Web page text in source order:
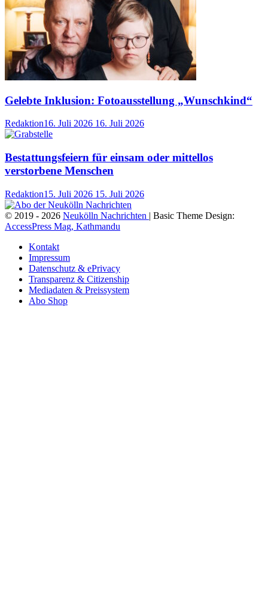
Gelebte Inklusion: Fotoausstellung „Wunschkind“
Redaktion16. Juli 2026 16. Juli 2026
Bestattungsfeiern für einsam oder mittellos
verstorbene Menschen
Redaktion15. Juli 2026 15. Juli 2026
© 2019 - 2026 Neukölln Nachrichten | Basic Theme Design:
AccessPress Mag, Kathmandu
Kontakt
Impressum
Datenschutz & ePrivacy
Transparenz & Citizenship
Mediadaten & Preissystem
Abo Shop